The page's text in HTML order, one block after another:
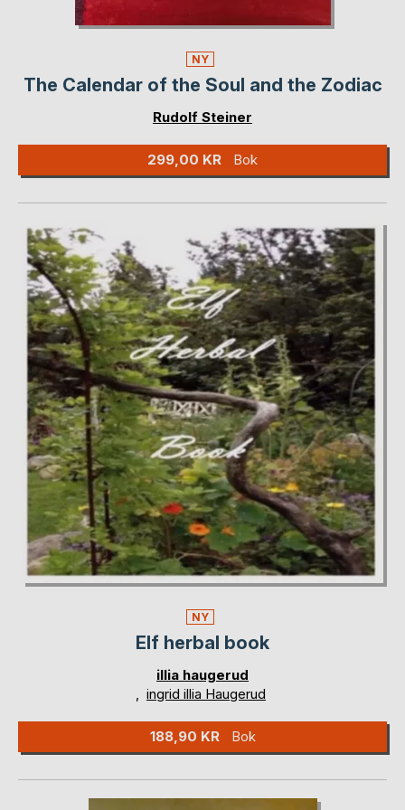
NY
The Calendar of the Soul and the Zodiac
Rudolf Steiner
299,00 KR Bok
NY
Elf herbal book
illia haugerud
ingrid illia Haugerud
188,90 KR Bok